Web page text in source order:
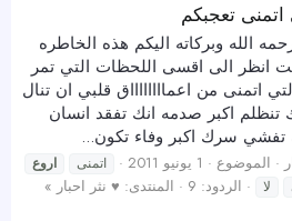
تعجبكم
الله وبركاته اليكم هذه الخاطره
انظر الى اقسى اللحظات التي تمر
اتمنى من اعمااااااااق قلبي ان تنال
تنظلم اكبر صدمه انك تفقد انسان
تفشي سرك اكبر وفاء تكون...
الموضوع 1 يونيو 2011 اتمنى
اروع
لا الردود: 9 المنتدى: ♥ نثر احبار »